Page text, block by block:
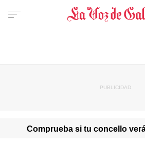
Comprueba si tu concello